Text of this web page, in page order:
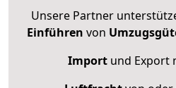
Unsere Partner
Einführen von
Import und Export